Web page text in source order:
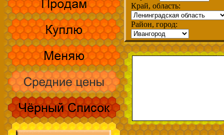
Край, область:
Район, город: